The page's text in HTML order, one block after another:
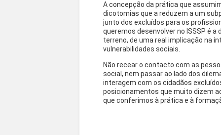
A concepção da prática que
dicotomias que a reduzem a um
junto dos excluídos para os
queremos desenvolver no ISSSP é
terreno, de uma real implicação na
vulnerabilidades sociais.
Não recear o contacto com as
social, nem passar ao lado dos
interagem com os cidadãos
posicionamentos que muito dizem
que conferimos à prática e à